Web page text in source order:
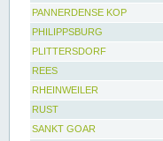
PANNERDENSE KOP
PHILIPPSBURG
PLITTERSDORF
REES
RHEINWEILER
RUST
SANKT GOAR